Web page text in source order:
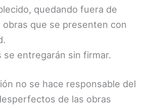
quedando fuera de
obras que se presenten con
se entregarán sin firmar.
no se hace responsable del
de las obras